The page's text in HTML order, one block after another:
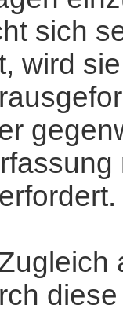
sich
wird